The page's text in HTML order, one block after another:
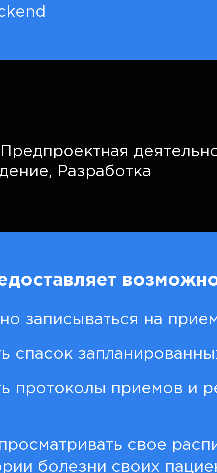
Предпроектная
Разработка
записываться на
спасок
протоколы приемов и
свое
болезни своих